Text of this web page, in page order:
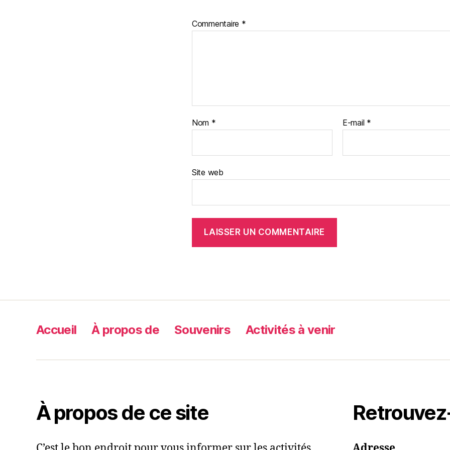
Commentaire *
Nom * E-mail *
Site web
Accueil À propos de Souvenirs Activités à venir
À propos de ce site